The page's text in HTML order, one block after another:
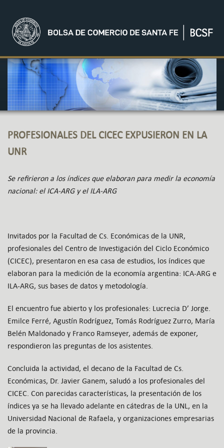
PROFESIONALES DEL CICEC EXPUSIERON EN LA
UNR
Se refirieron a los índices que elaboran para medir la economía
nacional: el ICA-ARG y el ILA-ARG
Invitados por la Facultad de Cs. Económicas de la UNR,
profesionales del Centro de Investigación del Ciclo Económico
(CICEC), presentaron en esa casa de estudios, los índices que
elaboran para la medición de la economía argentina: ICA-ARG e
ILA-ARG, sus bases de datos y metodología.
El encuentro fue abierto y los profesionales: Lucrecia D’ Jorge.
Emilce Ferré, Agustín Rodríguez, Tomás Rodríguez Zurro, María
Belén Maldonado y Franco Ramseyer, además de exponer,
respondieron las preguntas de los asistentes.
Concluida la actividad, el decano de la Facultad de Cs.
Económicas, Dr. Javier Ganem, saludó a los profesionales del
CICEC. Con parecidas características, la presentación de los
índices ya se ha llevado adelante en cátedras de la UNL, en la
Universidad Nacional de Rafaela, y organizaciones empresarias
de la provincia.